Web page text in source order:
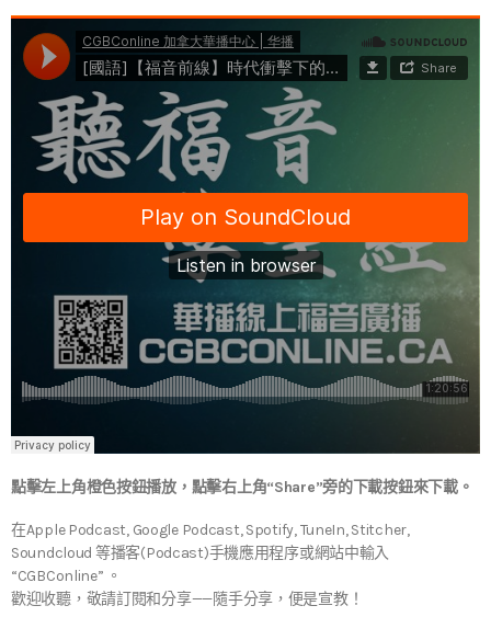
點擊左上角橙色按鈕播放，點擊右上角“Share”旁的下載按鈕來下載。
在Apple Podcast, Google Podcast, Spotify, TuneIn, Stitcher,
Soundcloud 等播客(Podcast)手機應用程序或網站中輸入
“CGBConline” 。
歡迎收聽，敬請訂閱和分享——隨手分享，便是宣教！